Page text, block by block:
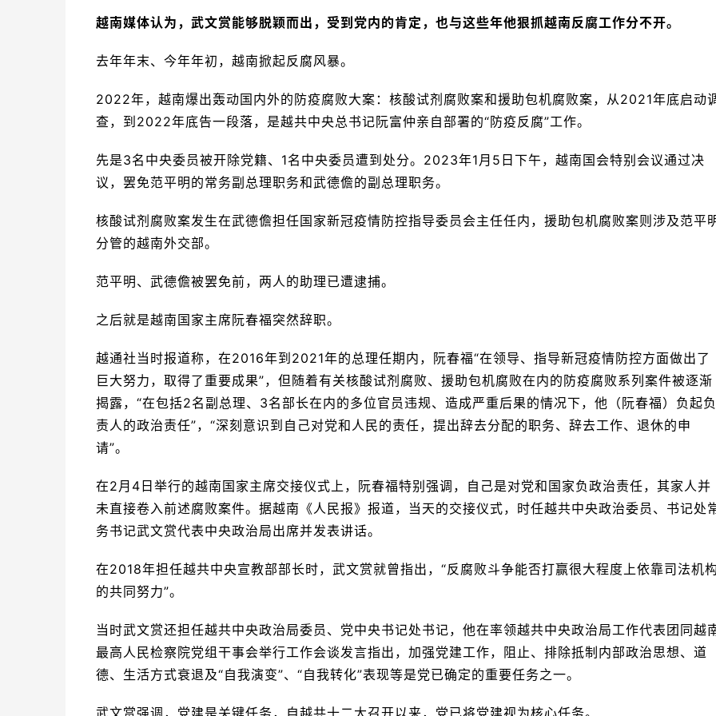
越南媒体认为，武文赏能够脱颖而出，受到党内的肯定，也与这些年他狠抓越南反腐工作分不开。
去年年末、今年年初，越南掀起反腐风暴。
2022年，越南爆出轰动国内外的防疫腐败大案：核酸试剂腐败案和援助包机腐败案，从2021年底启动
查，到2022年底告一段落，是越共中央总书记阮富仲亲自部署的“防疫反腐”工作。
先是3名中央委员被开除党籍、1名中央委员遭到处分。2023年1月5日下午，越南国会特别会议通过决
议，罢免范平明的常务副总理职务和武德儋的副总理职务。
核酸试剂腐败案发生在武德儋担任国家新冠疫情防控指导委员会主任任内，援助包机腐败案则涉及范平
分管的越南外交部。
范平明、武德儋被罢免前，两人的助理已遭逮捕。
之后就是越南国家主席阮春福突然辞职。
越通社当时报道称，在2016年到2021年的总理任期内，阮春福“在领导、指导新冠疫情防控方面做出了
巨大努力，取得了重要成果”，但随着有关核酸试剂腐败、援助包机腐败在内的防疫腐败系列案件被逐渐
揭露，“在包括2名副总理、3名部长在内的多位官员违规、造成严重后果的情况下，他（阮春福）负起负
责人的政治责任”，“深刻意识到自己对党和人民的责任，提出辞去分配的职务、辞去工作、退休的申
请”。
在2月4日举行的越南国家主席交接仪式上，阮春福特别强调，自己是对党和国家负政治责任，其家人并
未直接卷入前述腐败案件。据越南《人民报》报道，当天的交接仪式，时任越共中央政治委员、书记处
务书记武文赏代表中央政治局出席并发表讲话。
在2018年担任越共中央宣教部部长时，武文赏就曾指出，“反腐败斗争能否打赢很大程度上依靠司法机
的共同努力”。
当时武文赏还担任越共中央政治局委员、党中央书记处书记，他在率领越共中央政治局工作代表团同越
最高人民检察院党组干事会举行工作会谈发言指出，加强党建工作，阻止、排除抵制内部政治思想、道
德、生活方式衰退及“自我演变”、“自我转化”表现等是党已确定的重要任务之一。
武文赏强调，党建是关键任务，自越共十二大召开以来，党已将党建视为核心任务。